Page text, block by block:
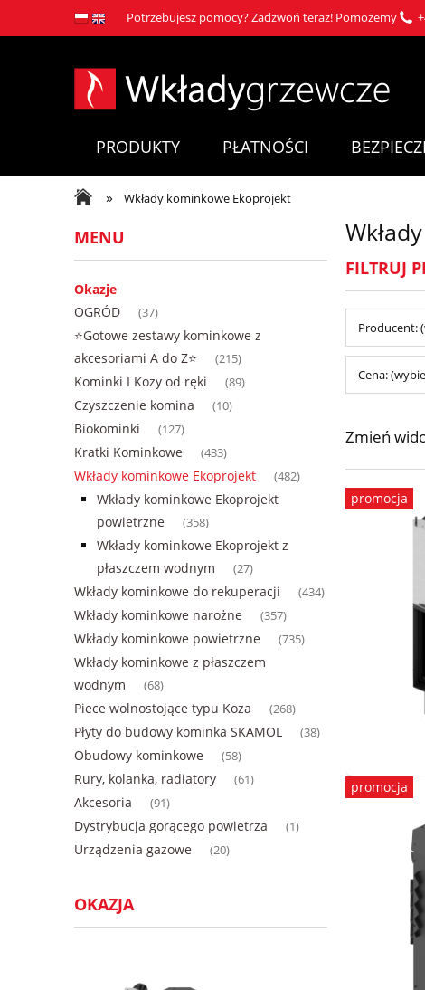
Potrzebujesz pomocy? Zadzwoń teraz! Pomożemy
PRODUKTY PŁATNOŚCI
» Wkłady kominkowe Ekoprojekt
MENU
Okazje
OGRÓD
(37)
⭐Gotowe zestawy kominkowe z
akcesoriami A do Z⭐
(215)
Kominki I Kozy od ręki (89)
Czyszczenie komina (10)
Biokominki (127)
Kratki Kominkowe (433)
Wkłady kominkowe Ekoprojekt (482)
Wkłady kominkowe Ekoprojekt
powietrzne
(358)
Wkłady kominkowe Ekoprojekt z
płaszczem wodnym
(27)
Wkłady kominkowe do rekuperacji (434)
Wkłady kominkowe narożne (357)
Wkłady kominkowe powietrzne (735)
Wkłady kominkowe z płaszczem
wodnym
(68)
Piece wolnostojące typu Koza (268)
Płyty do budowy kominka SKAMOL (38)
Obudowy kominkowe (58)
Rury, kolanka, radiatory (61)
Akcesoria (91)
Dystrybucja gorącego powietrza (1)
Urządzenia gazowe (20)
OKAZJA
FILTRUJ
Producent:
Cena:
Zmień
promocja
promocja